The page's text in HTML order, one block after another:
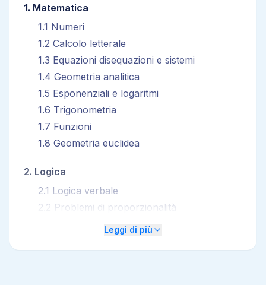
1. Matematica
1.1 Numeri
1.2 Calcolo letterale
1.3 Equazioni disequazioni e sistemi
1.4 Geometria analitica
1.5 Esponenziali e logaritmi
1.6 Trigonometria
1.7 Funzioni
1.8 Geometria euclidea
2. Logica
2.1 Logica verbale
2 2 Problemi di proporzionalità
Logica numericaLeggi di più